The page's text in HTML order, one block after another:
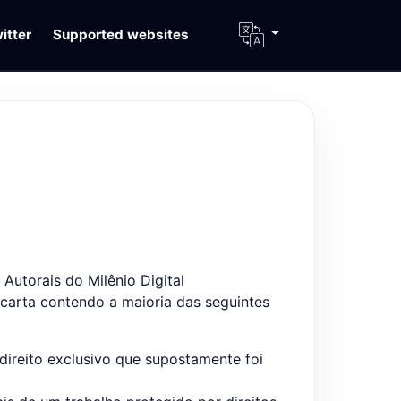
Supported websites
do Milênio Digital
contendo a maioria das seguintes
exclusivo que supostamente foi